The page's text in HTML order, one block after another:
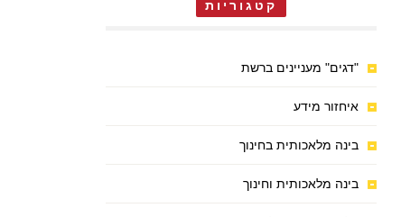
קטגוריות
"דגים" מעניינים ברשת
איחזור מידע
בינה מלאכותית בחינוך
בינה מלאכותית וחינוך